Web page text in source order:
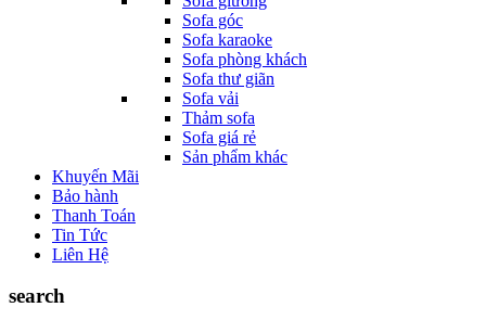
Sofa góc
Sofa karaoke
Sofa phòng khách
Sofa thư giãn
Sofa vải
Thảm sofa
Sofa giá rẻ
Sản phẩm khác
Khuyến Mãi
Bảo hành
Thanh Toán
Tin Tức
Liên Hệ
search